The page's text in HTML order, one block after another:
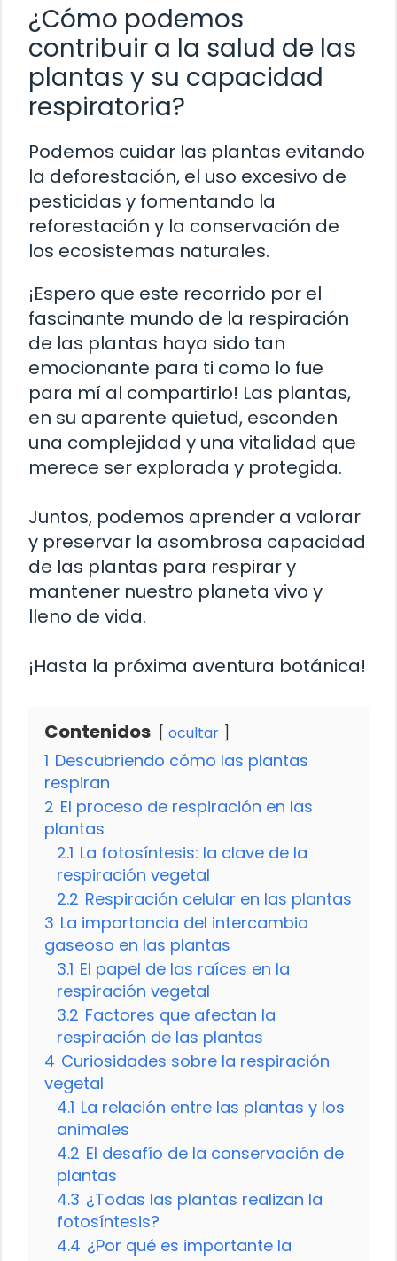
¿Cómo podemos
contribuir a la salud de las
plantas y su capacidad
respiratoria?
Podemos cuidar las plantas evitando
la deforestación, el uso excesivo de
pesticidas y fomentando la
reforestación y la conservación de
los ecosistemas naturales.
¡Espero que este recorrido por el
fascinante mundo de la respiración
de las plantas haya sido tan
emocionante para ti como lo fue
para mí al compartirlo! Las plantas,
en su aparente quietud, esconden
una complejidad y una vitalidad que
merece ser explorada y protegida.
Juntos, podemos aprender a valorar
y preservar la asombrosa capacidad
de las plantas para respirar y
mantener nuestro planeta vivo y
lleno de vida.
¡Hasta la próxima aventura botánica!
Contenidos ocultar
1 Descubriendo cómo las plantas
respiran
2 El proceso de respiración en las
plantas
2.1 La fotosíntesis: la clave de la
respiración vegetal
2.2 Respiración celular en las plantas
3 La importancia del intercambio
gaseoso en las plantas
3.1 El papel de las raíces en la
respiración vegetal
3.2 Factores que afectan la
respiración de las plantas
4 Curiosidades sobre la respiración
vegetal
4.1 La relación entre las plantas y los
animales
4.2 El desafío de la conservación de
plantas
4.3 ¿Todas las plantas realizan la
fotosíntesis?
4.4 ¿Por qué es importante la